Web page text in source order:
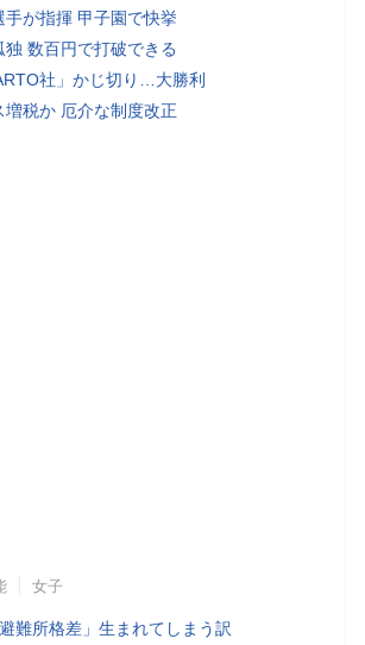
手が指揮 甲子園で快挙
独 数百円で打破できる
社」かじ切り…大勝利
増税か 厄介な制度改正
女子
避難所格差」生まれてしまう訳